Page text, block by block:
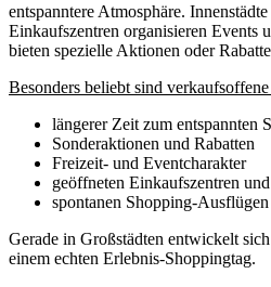
entspanntere Atmosphäre.
Einkaufszentren organisieren Events
bieten spezielle Aktionen oder
Besonders beliebt sind
längerer Zeit zum entspannten
Sonderaktionen und Rabatten
Freizeit- und Eventcharakter
geöffneten Einkaufszentren
spontanen Shopping-
Gerade in Großstädten entwickelt
einem echten Erlebnis-Shoppingtag.